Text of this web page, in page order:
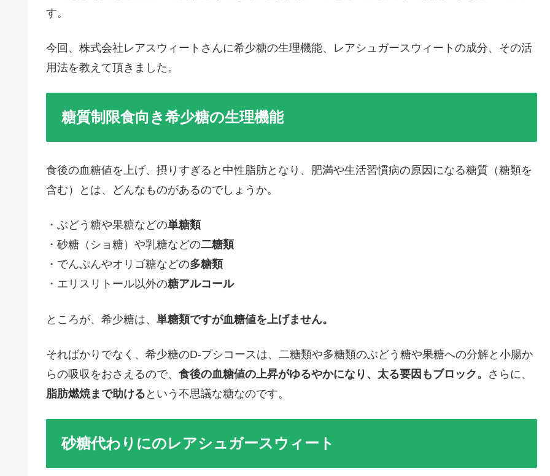
す。
今回、株式会社レアスウィートさんに希少糖の生理機能、レアシュガースウィートの成分、その活
用法を教えて頂きました。
糖質制限食向き希少糖の生理機能
食後の血糖値を上げ、摂りすぎると中性脂肪となり、肥満や生活習慣病の原因になる糖質（糖類を
含む）とは、どんなものがあるのでしょうか。
・ぶどう糖や果糖などの単糖類
・砂糖（ショ糖）や乳糖などの二糖類
・でんぷんやオリゴ糖などの多糖類
・エリスリトール以外の糖アルコール
ところが、希少糖は、 単糖類ですが血糖値を上げません。
そればかりでなく、希少糖のD-プシコースは、二糖類や多糖類のぶどう糖や果糖への分解と小腸か
らの吸収をおさえるので、 食後の血糖値の上昇がゆるやかになり、太る要因もブロック。
さらに、
脂肪燃焼まで助ける という不思議な糖なのです。
砂糖代わりにのレアシュガースウィート